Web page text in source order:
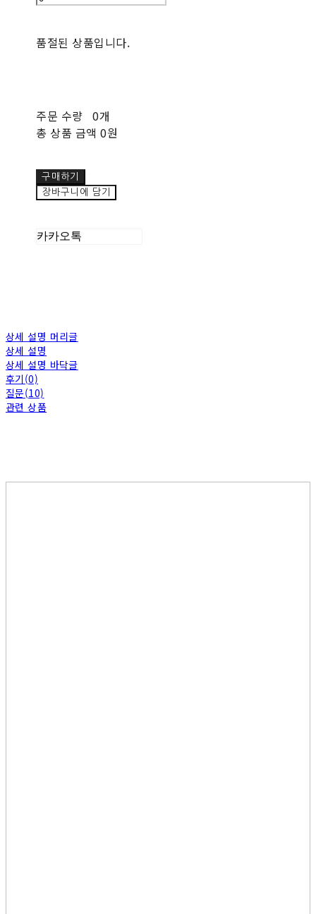
품절된 상품입니다.
주문 수량 0개
총 상품 금액 0원
구매하기
장바구니에 담기
카카오톡
상세 설명 머리글
상세 설명
상세 설명 바닥글
후기(0)
질문(10)
관련 상품